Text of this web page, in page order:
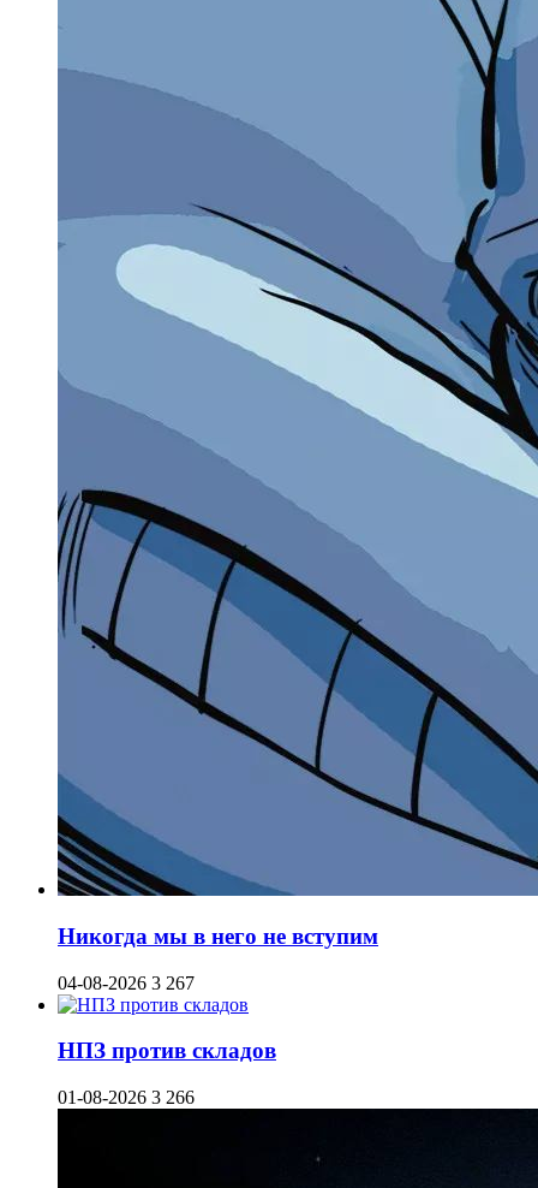
Никогда мы в него не вступим
04-08-2026 3 267
НПЗ против складов
01-08-2026 3 266